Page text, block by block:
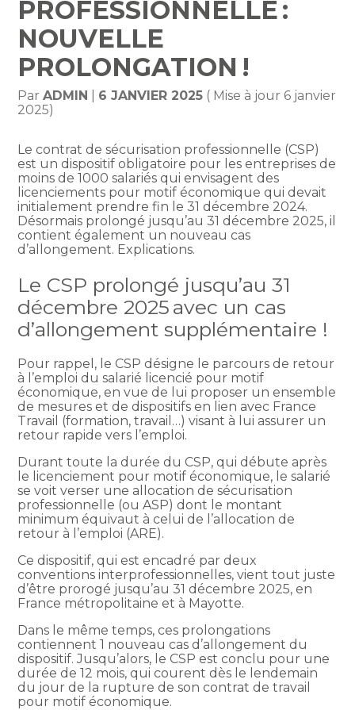
PROFESSIONNELLE :
NOUVELLE
PROLONGATION !
ParADMIN 6 JANVIER 2025 ( Mise à jour 6 janvier
2025)
Le contrat de sécurisation professionnelle (CSP)
est un dispositif obligatoire pour les entreprises de
moins de 1000 salariés qui envisagent des
licenciements pour motif économique qui devait
initialement prendre fin le 31 décembre 2024.
Désormais prolongé jusqu’au 31 décembre 2025, il
contient également un nouveau cas
d’allongement. Explications.
Le CSP prolongé jusqu’au 31
décembre 2025 avec un cas
d’allongement supplémentaire !
Pour rappel, le CSP désigne le parcours de retour
à l’emploi du salarié licencié pour motif
économique, en vue de lui proposer un ensemble
de mesures et de dispositifs en lien avec France
Travail (formation, travail…) visant à lui assurer un
retour rapide vers l’emploi.
Durant toute la durée du CSP, qui débute après
le licenciement pour motif économique, le salarié
se voit verser une allocation de sécurisation
professionnelle (ou ASP) dont le montant
minimum équivaut à celui de l’allocation de
retour à l’emploi (ARE).
Ce dispositif, qui est encadré par deux
conventions interprofessionnelles, vient tout juste
d’être prorogé jusqu’au 31 décembre 2025, en
France métropolitaine et à Mayotte.
Dans le même temps, ces prolongations
contiennent 1 nouveau cas d’allongement du
dispositif. Jusqu’alors, le CSP est conclu pour une
durée de 12 mois, qui courent dès le lendemain
du jour de la rupture de son contrat de travail
pour motif économique.